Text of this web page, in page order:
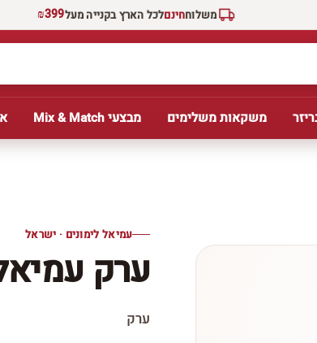
משלוחחינםלכל הארץ בקנייה מעל₪399
משקאות משלימים מבצעי Mix & Match
עמיאל לימונים · ישראל
ערק
ערק